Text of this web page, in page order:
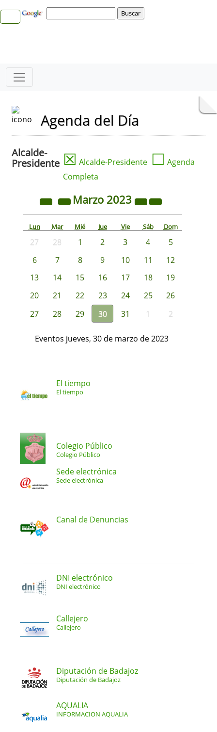
Agenda del Día
Alcalde-
Presidente ☒ Alcalde-Presidente ☐ Agenda
Completa
Marzo 2023
Lun Mar Mié Jue Vie Sáb Dom
27 28 1 2 3 4
5
6
7 8 9 10 11
12
13
14 15 16 17 18
19
20
21 22 23 24 25
26
27
28 29 30 31 1 2
Eventos jueves, 30 de marzo de 2023
El tiempo
El tiempo
Colegio Público
Colegio Público
Sede electrónica
Sede electrónica
Canal de Denuncias
DNI electrónico
DNI electrónico
Callejero
Callejero
Diputación de Badajoz
Diputación de Badajoz
AQUALIA
INFORMACION AQUALIA